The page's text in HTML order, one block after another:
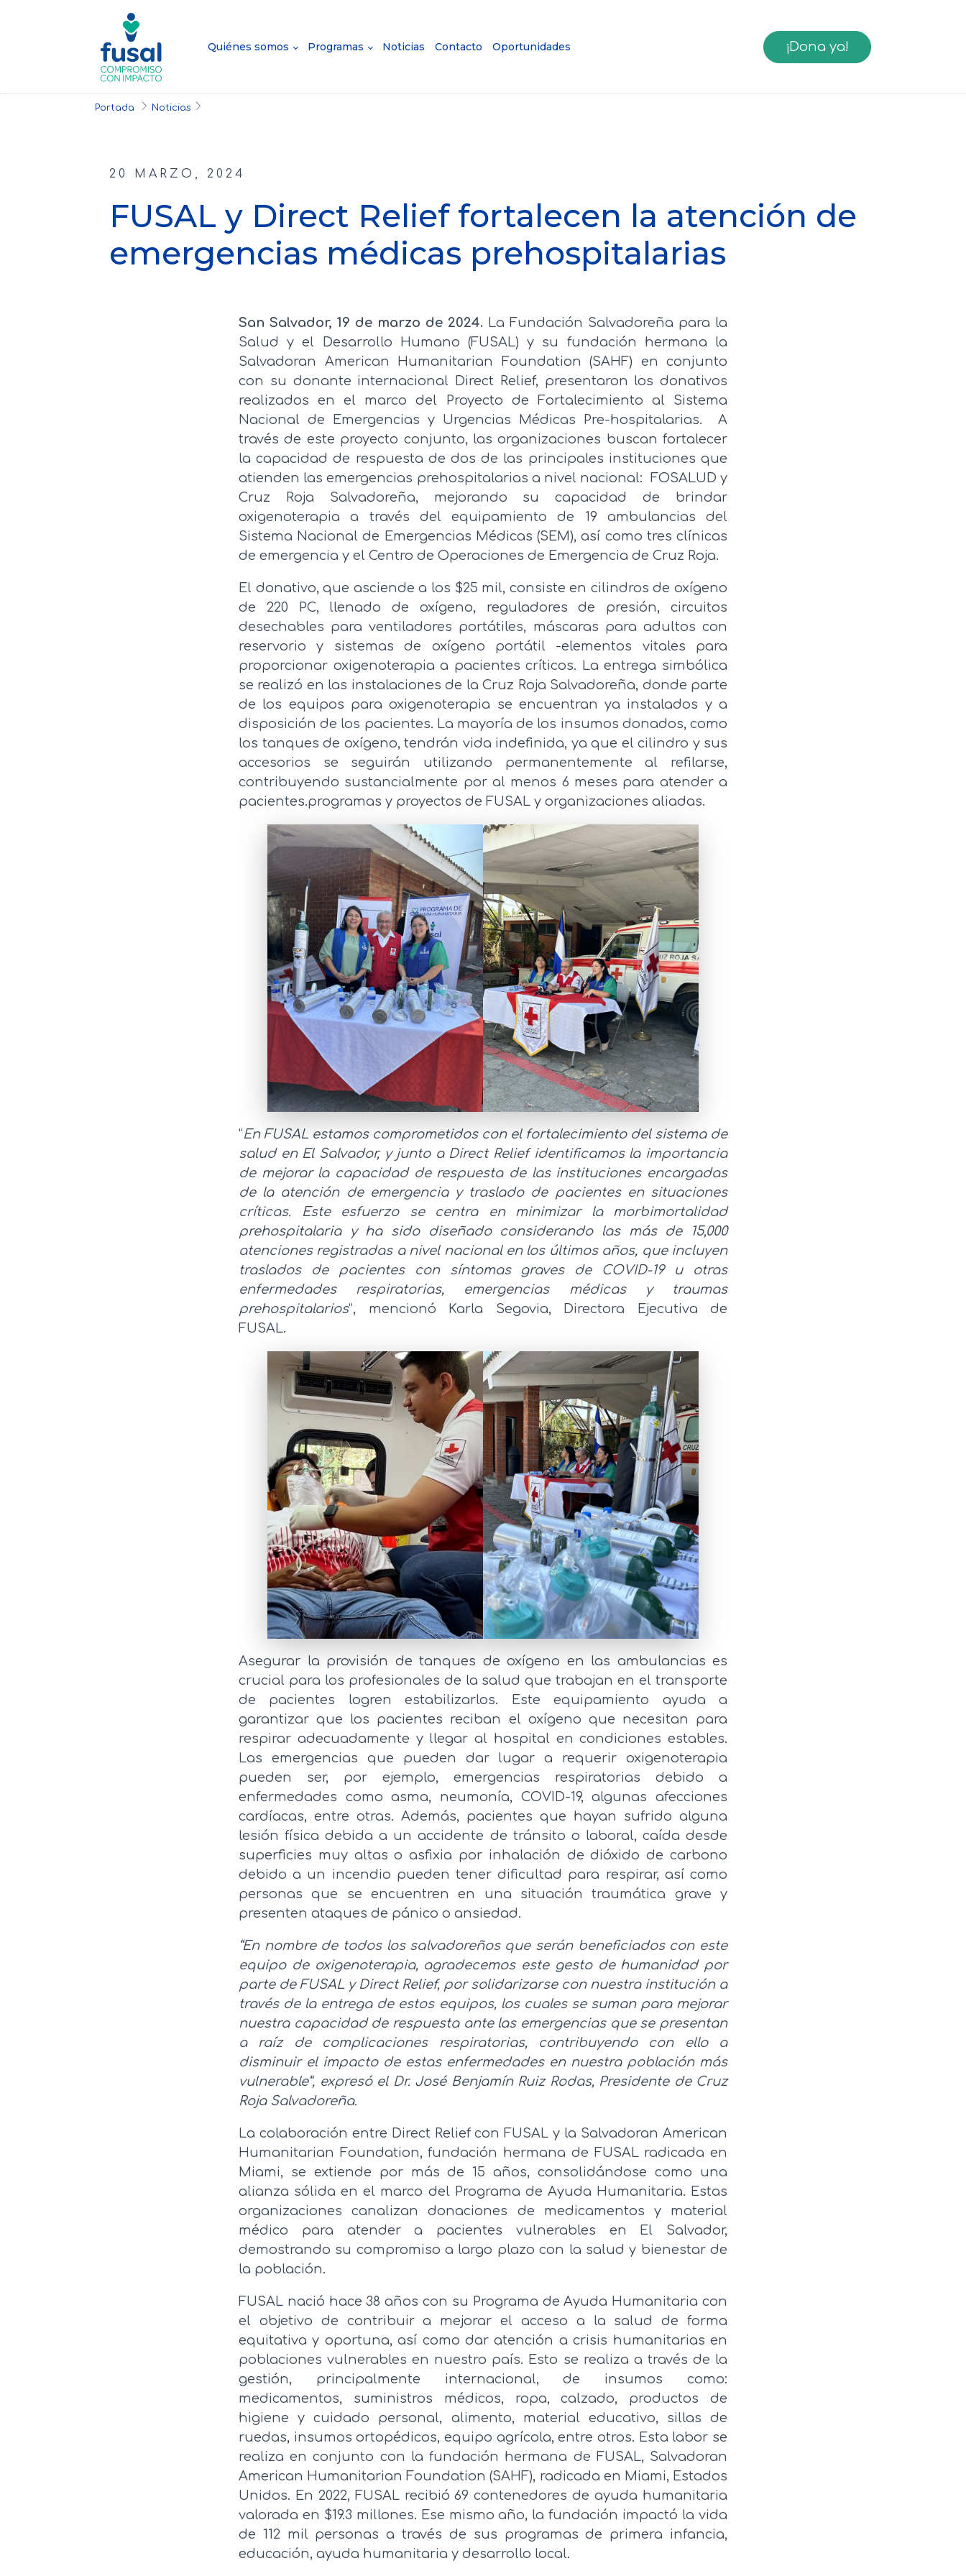
Quiénes somos Programas Noticias Contacto Oportunidades ¡Dona ya!
Portada Noticias
20 MARZO, 2024
FUSAL y Direct Relief fortalecen la atención de
emergencias médicas prehospitalarias
San Salvador, 19 de marzo de 2024. La Fundación Salvadoreña para la
Salud y el Desarrollo Humano (FUSAL) y su fundación hermana la
Salvadoran American Humanitarian Foundation (SAHF) en conjunto
con su donante internacional Direct Relief, presentaron los donativos
realizados en el marco del Proyecto de Fortalecimiento al Sistema
Nacional de Emergencias y Urgencias Médicas Pre-hospitalarias. A
través de este proyecto conjunto, las organizaciones buscan fortalecer
la capacidad de respuesta de dos de las principales instituciones que
atienden las emergencias prehospitalarias a nivel nacional: FOSALUD y
Cruz Roja Salvadoreña, mejorando su capacidad de brindar
oxigenoterapia a través del equipamiento de 19 ambulancias del
Sistema Nacional de Emergencias Médicas (SEM), así como tres clínicas
de emergencia y el Centro de Operaciones de Emergencia de Cruz Roja.
El donativo, que asciende a los $25 mil, consiste en cilindros de oxígeno
de 220 PC, llenado de oxígeno, reguladores de presión, circuitos
desechables para ventiladores portátiles, máscaras para adultos con
reservorio y sistemas de oxígeno portátil -elementos vitales para
proporcionar oxigenoterapia a pacientes críticos. La entrega simbólica
se realizó en las instalaciones de la Cruz Roja Salvadoreña, donde parte
de los equipos para oxigenoterapia se encuentran ya instalados y a
disposición de los pacientes. La mayoría de los insumos donados, como
los tanques de oxígeno, tendrán vida indefinida, ya que el cilindro y sus
accesorios se seguirán utilizando permanentemente al refilarse,
contribuyendo sustancialmente por al menos 6 meses para atender a
pacientes.programas y proyectos de FUSAL y organizaciones aliadas.
“En FUSAL estamos comprometidos con el fortalecimiento del sistema de
salud en El Salvador, y junto a Direct Relief identificamos la importancia
de mejorar la capacidad de respuesta de las instituciones encargadas
de la atención de emergencia y traslado de pacientes en situaciones
críticas. Este esfuerzo se centra en minimizar la morbimortalidad
prehospitalaria y ha sido diseñado considerando las más de 15,000
atenciones registradas a nivel nacional en los últimos años, que incluyen
traslados de pacientes con síntomas graves de COVID-19 u otras
enfermedades respiratorias, emergencias médicas y traumas
prehospitalarios”, mencionó Karla Segovia, Directora Ejecutiva de
FUSAL.
Asegurar la provisión de tanques de oxígeno en las ambulancias es
crucial para los profesionales de la salud que trabajan en el transporte
de pacientes logren estabilizarlos. Este equipamiento ayuda a
garantizar que los pacientes reciban el oxígeno que necesitan para
respirar adecuadamente y llegar al hospital en condiciones estables.
Las emergencias que pueden dar lugar a requerir oxigenoterapia
pueden ser, por ejemplo, emergencias respiratorias debido a
enfermedades como asma, neumonía, COVID-19, algunas afecciones
cardíacas, entre otras. Además, pacientes que hayan sufrido alguna
lesión física debida a un accidente de tránsito o laboral, caída desde
superficies muy altas o asfixia por inhalación de dióxido de carbono
debido a un incendio pueden tener dificultad para respirar, así como
personas que se encuentren en una situación traumática grave y
presenten ataques de pánico o ansiedad.
“En nombre de todos los salvadoreños que serán beneficiados con este
equipo de oxigenoterapia, agradecemos este gesto de humanidad por
parte de FUSAL y Direct Relief, por solidarizarse con nuestra institución a
través de la entrega de estos equipos, los cuales se suman para mejorar
nuestra capacidad de respuesta ante las emergencias que se presentan
a raíz de complicaciones respiratorias, contribuyendo con ello a
disminuir el impacto de estas enfermedades en nuestra población más
vulnerable”, expresó el Dr. José Benjamín Ruiz Rodas, Presidente de Cruz
Roja Salvadoreña.
La colaboración entre Direct Relief con FUSAL y la Salvadoran American
Humanitarian Foundation, fundación hermana de FUSAL radicada en
Miami, se extiende por más de 15 años, consolidándose como una
alianza sólida en el marco del Programa de Ayuda Humanitaria. Estas
organizaciones canalizan donaciones de medicamentos y material
médico para atender a pacientes vulnerables en El Salvador,
demostrando su compromiso a largo plazo con la salud y bienestar de
la población.
FUSAL nació hace 38 años con su Programa de Ayuda Humanitaria con
el objetivo de contribuir a mejorar el acceso a la salud de forma
equitativa y oportuna, así como dar atención a crisis humanitarias en
poblaciones vulnerables en nuestro país. Esto se realiza a través de la
gestión, principalmente internacional, de insumos como:
medicamentos, suministros médicos, ropa, calzado, productos de
higiene y cuidado personal, alimento, material educativo, sillas de
ruedas, insumos ortopédicos, equipo agrícola, entre otros. Esta labor se
realiza en conjunto con la fundación hermana de FUSAL, Salvadoran
American Humanitarian Foundation (SAHF), radicada en Miami, Estados
Unidos. En 2022, FUSAL recibió 69 contenedores de ayuda humanitaria
valorada en $19.3 millones. Ese mismo año, la fundación impactó la vida
de 112 mil personas a través de sus programas de primera infancia,
educación, ayuda humanitaria y desarrollo local.